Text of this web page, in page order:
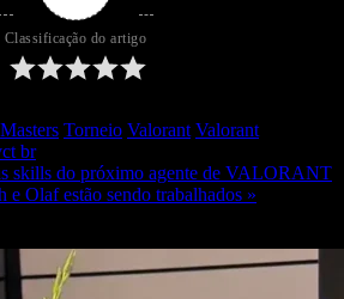
Classificação do artigo
Masters Torneio Valorant Valorant
br
skills do próximo agente de VALORANT
Olaf estão sendo trabalhados »